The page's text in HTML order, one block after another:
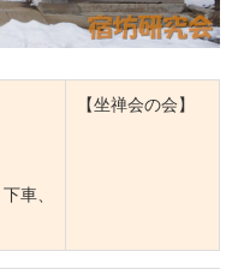
車、
【坐禅会の会】